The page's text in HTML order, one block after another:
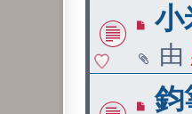
小
由
鈞